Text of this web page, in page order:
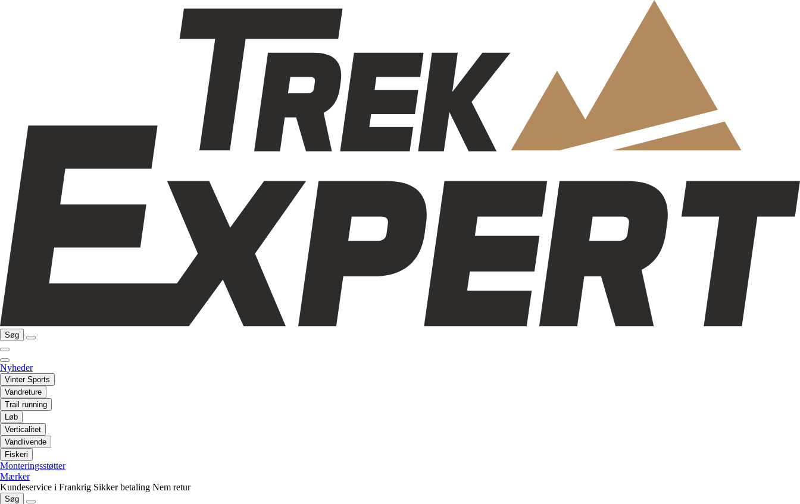
Søg
Nyheder
Vinter Sports
Vandreture
Trail running
Løb
Verticalitet
Vandlivende
Fiskeri
Monteringsstøtter
Mærker
Kundeservice i Frankrig Sikker betaling Nem retur
Søg